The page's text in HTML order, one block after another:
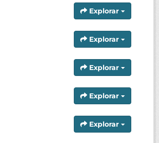
Explorar
Explorar
Explorar
Explorar
Explorar